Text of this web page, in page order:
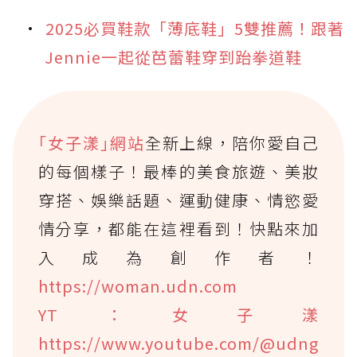
2025必買鞋款「薄底鞋」5雙推薦！跟著
Jennie一起從芭蕾鞋穿到跆拳道鞋
｢女子漾｣網站全新上線，陪你愛自己
的每個樣子！最棒的美食旅遊、美妝
穿搭、娛樂話題、運動健康、情慾愛
情分享，都能在這裡看到！快點來加
入成為創作者！
https://woman.udn.com
YT：女子漾
https://www.youtube.com/@udng